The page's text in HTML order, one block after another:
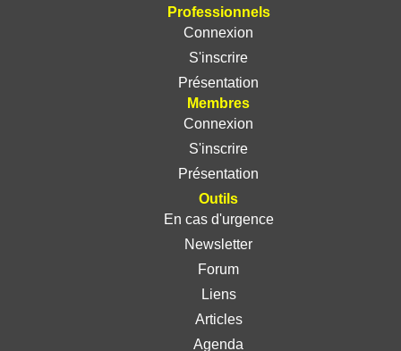
Professionnels
Connexion
S'inscrire
Présentation
Membres
Connexion
S'inscrire
Présentation
Outils
En cas d'urgence
Newsletter
Forum
Liens
Articles
Agenda